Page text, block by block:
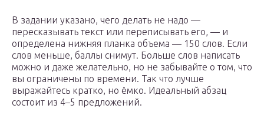
В задании указано, чего делать не надо —
пересказывать текст или переписывать его, — и
определена нижняя планка объема — 150 слов. Если
слов меньше, баллы снимут. Больше слов написать
можно и даже желательно, но не забывайте о том, что
вы ограничены по времени. Так что лучше
выражайтесь кратко, но ёмко. Идеальный абзац
состоит из 4–5 предложений.